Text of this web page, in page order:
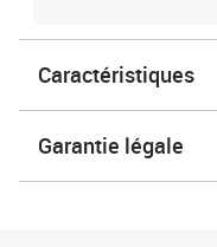
Caractéristiques
Garantie légale